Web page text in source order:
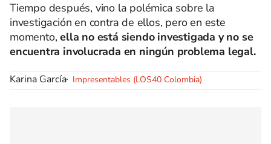
Tiempo después, vino la polémica sobre la
investigación en contra de ellos, pero en este
momento,ella no está siendo investigada y no se
encuentra involucrada en ningún problema legal.
Karina García Impresentables (LOS40 Colombia)